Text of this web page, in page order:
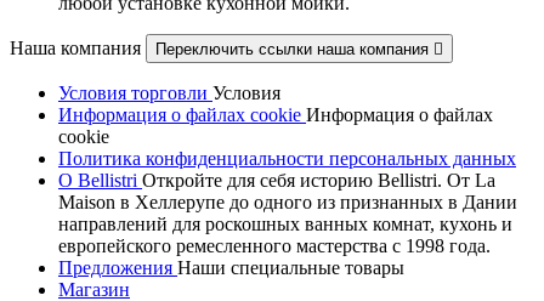
Наша компания Переключить ссылки наша компания 
Условия торговли Условия
Информация о файлах cookie Информация о файлах
cookie
Политика конфиденциальности персональных данных
О Bellistri Откройте для себя историю Bellistri. От La
Maison в Хеллерупе до одного из признанных в Дании
направлений для роскошных ванных комнат, кухонь и
европейского ремесленного мастерства с 1998 года.
Предложения Наши специальные товары
Магазин